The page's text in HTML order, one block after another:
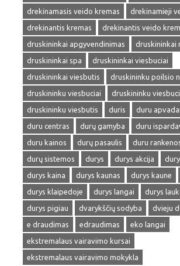
drekinamasis veido kremas
drekinamieji
drekinantis kremas
drekinantis veido
druskininkai apgyvendinimas
druskininkai
druskininkai spa
druskininkai viesbuciai
druskininkai viesbutis
druskininku poilsio
druskininku viesbuciai
druskininku
druskininku viesbutis
duris
duru apvadai
duru centras
durų gamyba
duru
duru kainos
durų pasaulis
duru
durų sistemos
durys durys akcija
durys kaina
durys kaunas durys kaune
durys klaipedoje
durys langai
durys
durys pigiau
dvarykščių sodyba
dvieju
e draudimas
edraudimas
eko langai
ekstremalaus vairavimo kursai
ekstremalaus vairavimo mokykla